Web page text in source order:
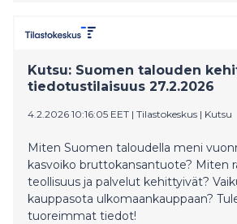
Kutsu: Suomen talouden
tiedotustilaisuus 27.2.2026
4.2.2026 10:16:05 EET | Tilastokeskus | Kutsu
Miten Suomen taloudella meni
kasvoiko bruttokansantuote? Miten
teollisuus ja palvelut kehittyivät?
kauppasota ulkomaankauppaan?
tuoreimmat tiedot!